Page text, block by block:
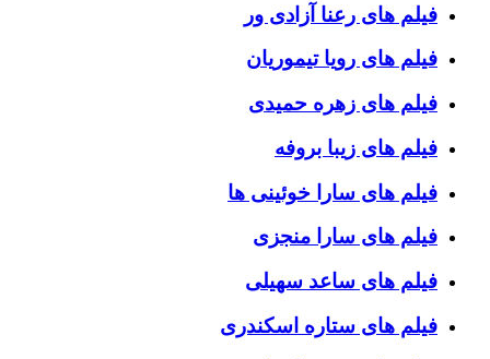
فیلم های رعنا آزادی ور
فیلم های رویا تیموریان
فیلم های زهره حمیدی
فیلم های زیبا بروفه
فیلم های سارا خوئینی ها
فیلم های سارا منجزی
فیلم های ساعد سهیلی
فیلم های ستاره اسکندری